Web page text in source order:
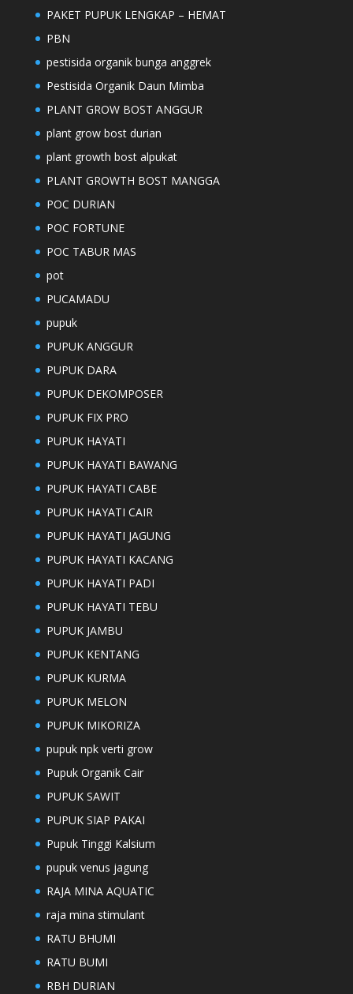
PAKET PUPUK LENGKAP – HEMAT
PBN
pestisida organik bunga anggrek
Pestisida Organik Daun Mimba
PLANT GROW BOST ANGGUR
plant grow bost durian
plant growth bost alpukat
PLANT GROWTH BOST MANGGA
POC DURIAN
POC FORTUNE
POC TABUR MAS
pot
PUCAMADU
pupuk
PUPUK ANGGUR
PUPUK DARA
PUPUK DEKOMPOSER
PUPUK FIX PRO
PUPUK HAYATI
PUPUK HAYATI BAWANG
PUPUK HAYATI CABE
PUPUK HAYATI CAIR
PUPUK HAYATI JAGUNG
PUPUK HAYATI KACANG
PUPUK HAYATI PADI
PUPUK HAYATI TEBU
PUPUK JAMBU
PUPUK KENTANG
PUPUK KURMA
PUPUK MELON
PUPUK MIKORIZA
pupuk npk verti grow
Pupuk Organik Cair
PUPUK SAWIT
PUPUK SIAP PAKAI
Pupuk Tinggi Kalsium
pupuk venus jagung
RAJA MINA AQUATIC
raja mina stimulant
RATU BHUMI
RATU BUMI
RBH DURIAN